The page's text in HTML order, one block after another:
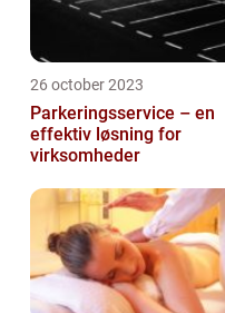
26 october 2023
Parkeringsservice – en
effektiv løsning for
virksomheder